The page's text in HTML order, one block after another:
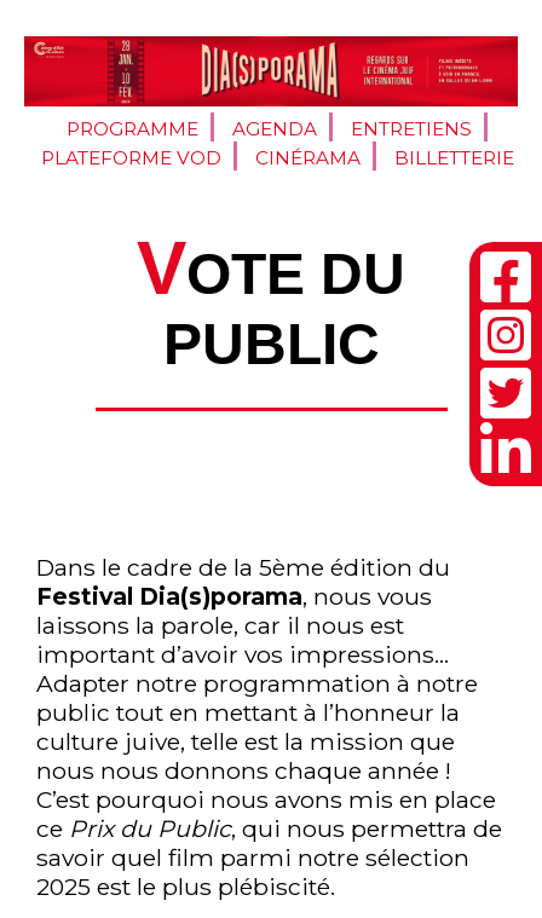
PROGRAMME AGENDA
ENTRETIENS
PLATEFORME VOD
CINÉRAMA BILLETTERIE
VOTE DU
PUBLIC
Dans le cadre de la 5ème édition du
Festival Dia(s)porama, nous vous
laissons la parole, car il nous est
important d’avoir vos impressions…
Adapter notre programmation à notre
public tout en mettant à l’honneur la
culture juive, telle est la mission que
nous nous donnons chaque année !
C’est pourquoi nous avons mis en place
ce Prix du Public, qui nous permettra de
savoir quel film parmi notre sélection
2025 est le plus plébiscité.